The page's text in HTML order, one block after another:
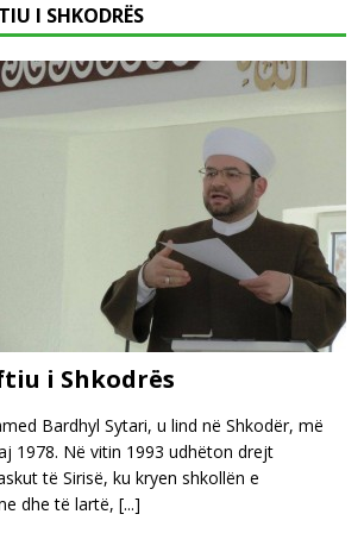
I SHKODRËS
i Shkodrës
Bardhyl Sytari, u lind në Shkodër, më
1978. Në vitin 1993 udhëton drejt
të Sirisë, ku kryen shkollën e
dhe të lartë, [...]